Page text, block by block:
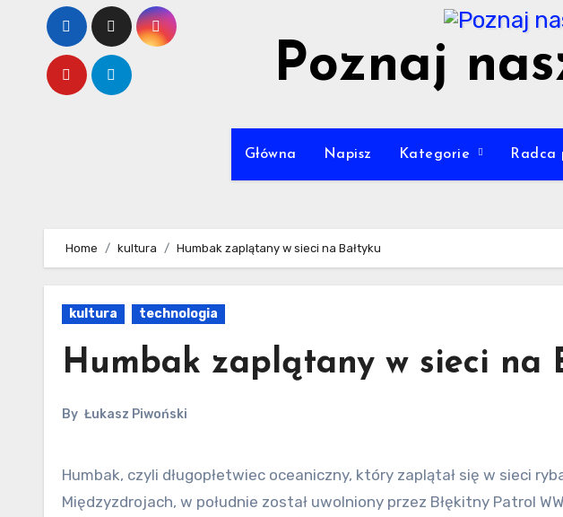
content
Poznaj
Główna Napisz Kategorie Radca
Home kultura Humbak zaplątany w sieci na Bałtyku
kultura technologia
Humbak zaplątany w sieci na
By Łukasz Piwoński
Humbak, czyli długopłetwiec oceaniczny, który zaplątał się w sieci rybackie kilkaset metrów od brzegu w
Międzyzdrojach, w południe został uwolniony przez Błękitny Patrol